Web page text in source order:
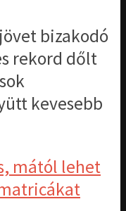
bizakodó
rekord dőlt
kevesebb